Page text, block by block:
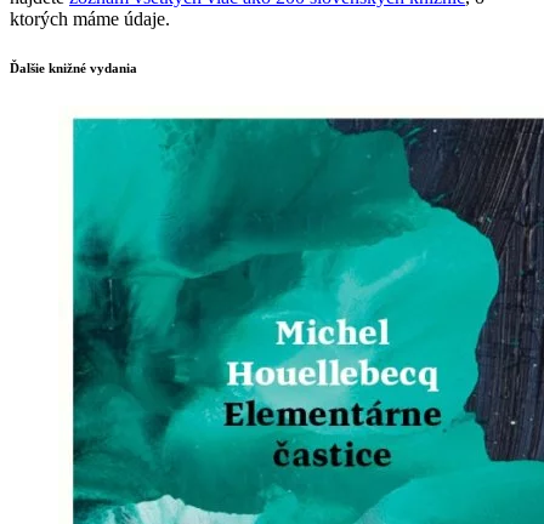
ktorých máme údaje.
Ďalšie knižné vydania